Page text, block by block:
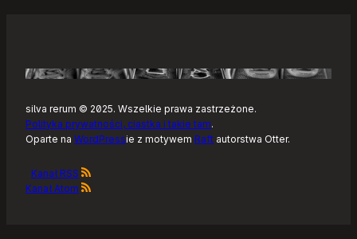
silva rerum © 2025. Wszelkie prawa zastrzeżone.
Polityka prywatności, ciastka i takie tam.
Oparte na WordPressie z motywem Raft autorstwa Otter.
Kanał RSS
Kanał Atom